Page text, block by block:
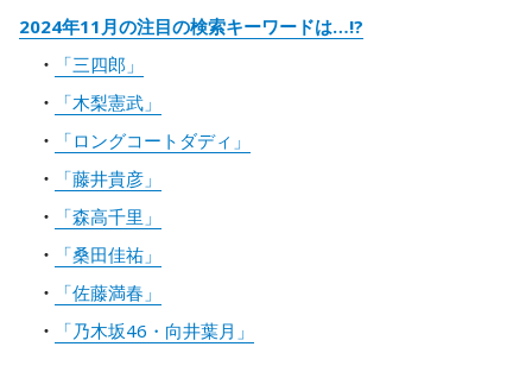
2024年11月の注目の検索キーワードは…!?
「三四郎」
「木梨憲武」
「ロングコートダディ」
「藤井貴彦」
「森高千里」
「桑田佳祐」
「佐藤満春」
「乃木坂46・向井葉月」